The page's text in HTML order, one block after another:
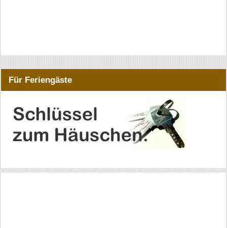
Für Feriengäste